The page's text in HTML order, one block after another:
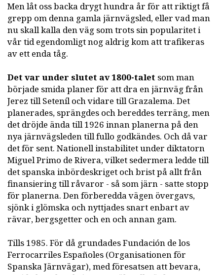
Men låt oss backa drygt hundra år för att riktigt få
grepp om denna gamla järnvägsled, eller vad man
nu skall kalla den väg som trots sin popularitet i
vår tid egendomligt nog aldrig kom att trafikeras
av ett enda tåg.
Det var under slutet av 1800-talet som man
började smida planer för att dra en järnväg från
Jerez till Seteníl och vidare till Grazalema. Det
planerades, sprängdes och bereddes terräng, men
det dröjde ända till 1926 innan planerna på den
nya järnvägsleden till fullo godkändes. Och då var
det för sent. Nationell instabilitet under diktatorn
Miguel Primo de Rivera, vilket sedermera ledde till
det spanska inbördeskriget och brist på allt från
finansiering till råvaror - så som järn - satte stopp
för planerna. Den förberedda vägen övergavs,
sjönk i glömska och nyttjades snart enbart av
rävar, bergsgetter och en och annan gam.
Tills 1985. För då grundades Fundación de los
Ferrocarriles Españoles (Organisationen för
Spanska Järnvägar), med föresatsen att bevara,